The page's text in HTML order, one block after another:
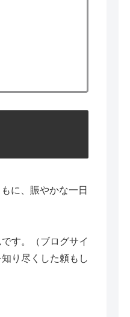
に、賑やかな一日
です。（ブログサイ
り尽くした頼もし